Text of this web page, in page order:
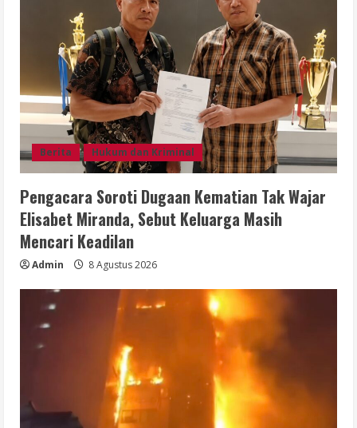
Berita Hukum dan Kriminal
Pengacara Soroti Dugaan Kematian Tak Wajar
Elisabet Miranda, Sebut Keluarga Masih
Mencari Keadilan
Admin 8 Agustus 2026